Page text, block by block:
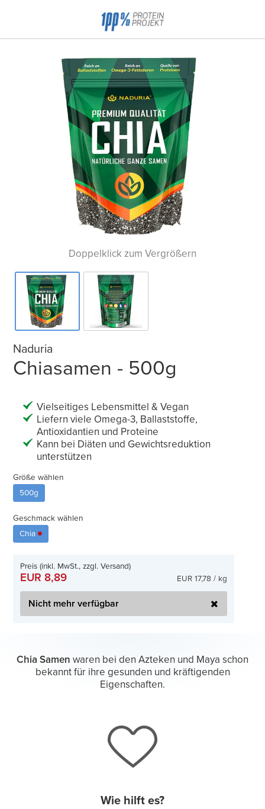
Doppelklick zum Vergrößern
Naduria
Chiasamen - 500g
Vielseitiges Lebensmittel & Vegan
Liefern viele Omega-3, Ballaststoffe,
Antioxidantien und Proteine
Kann bei Diäten und Gewichtsreduktion
unterstützen
Größe wählen
500g
Geschmack wählen
Chia
Preis (inkl. MwSt., zzgl. Versand)
EUR 8,89 EUR 17,78 / kg
Nicht mehr verfügbar
Chia Samen waren bei den Azteken und Maya schon
bekannt für ihre gesunden und kräftigenden
Eigenschaften.
Wie hilft es?